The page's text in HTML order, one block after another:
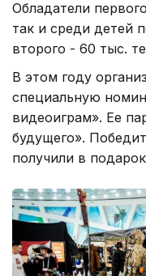
Обладатели
так и среди детей
второго - 60 тыс.
В этом году
специальную
видеоиграм». Ее
будущего».
получили в